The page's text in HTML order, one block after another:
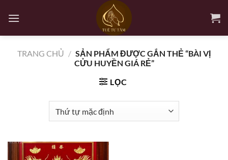
qua
TRANG CHỦ / SẢN PHẨM ĐƯỢC GẮN THẺ “BÀI VỊ
CỬU HUYỀN GIÁ RẺ”
LỌC